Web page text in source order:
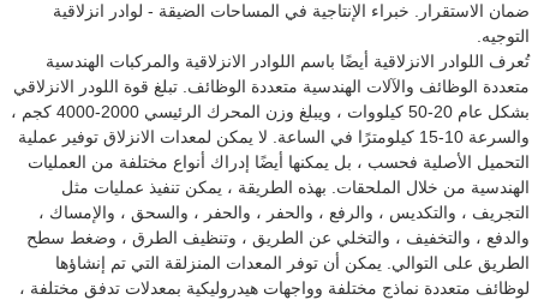
ضمان الاستقرار. خبراء الإنتاجية في المساحات الضيقة - لوادر انزلاقية
التوجيه.
تُعرف اللوادر الانزلاقية أيضًا باسم اللوادر الانزلاقية والمركبات الهندسية
متعددة الوظائف والآلات الهندسية متعددة الوظائف. تبلغ قوة اللودر الانزلاقي
بشكل عام 20-50 كيلووات ، ويبلغ وزن المحرك الرئيسي 2000-4000 كجم ،
والسرعة 10-15 كيلومترًا في الساعة. لا يمكن لمعدات الانزلاق توفير عملية
التحميل الأصلية فحسب ، بل يمكنها أيضًا إدراك أنواع مختلفة من العمليات
الهندسية من خلال الملحقات. بهذه الطريقة ، يمكن تنفيذ عمليات مثل
التجريف ، والتكديس ، والرفع ، والحفر ، والحفر ، والسحق ، والإمساك ،
والدفع ، والتخفيف ، والتخلي عن الطريق ، وتنظيف الطرق ، وضغط سطح
الطريق على التوالي. يمكن أن توفر المعدات المنزلقة التي تم إنشاؤها
لوظائف متعددة نماذج مختلفة وواجهات هيدروليكية بمعدلات تدفق مختلفة ،